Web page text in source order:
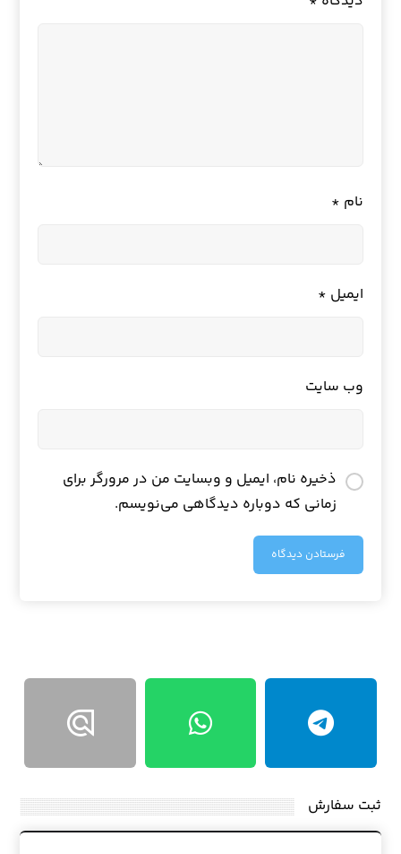
نام *
ایمیل *
وب‌ سایت
ذخیره نام، ایمیل و وبسایت من در مرورگر برای
زمانی که دوباره دیدگاهی می‌نویسم.
ثبت سفارش